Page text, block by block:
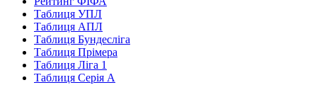
Таблиця УПЛ
Таблиця АПЛ
Таблиця Бундесліга
Таблиця Прімера
Таблиця Ліга 1
Таблиця Серія А